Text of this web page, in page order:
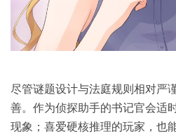
尽管谜题设计与法庭规则相对严
善。作为侦探助手的书记官会适
现象；喜爱硬核推理的玩家，也